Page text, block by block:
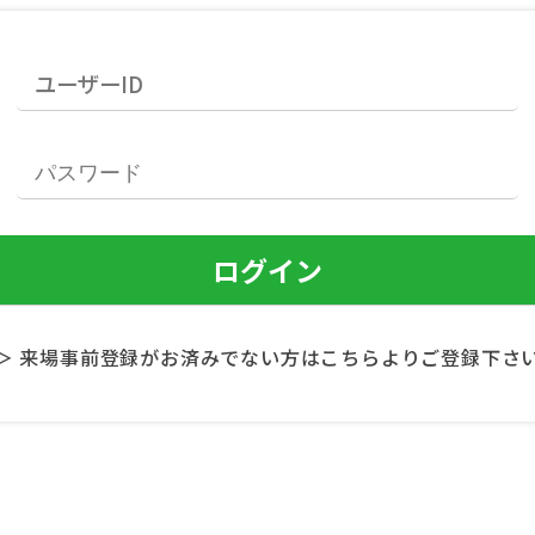
来場事前登録がお済みでない方はこちらよりご登録下さ